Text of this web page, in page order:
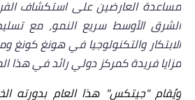
مساعدة العارضين على استكشاف
الشرق الأوسط سريع النمو، مع
الابتكار والتكنولوجيا في هونغ كونغ
مزايا فريدة كمركز دولي رائد في هذا
ويُقام "جيتكس" هذا العام بدورته